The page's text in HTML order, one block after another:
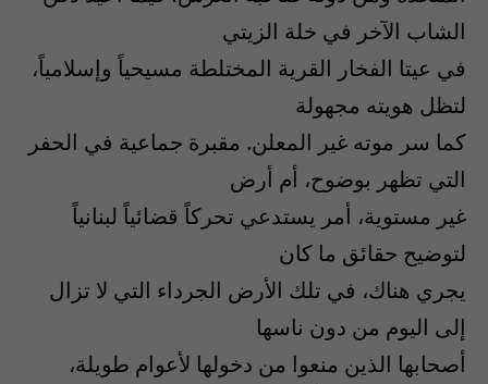
الشاب الآخر في خلة الزيتي
في عيتا الفخار القرية المختلطة مسيحياً وإسلامياً،
لتظل هويته مجهولة
كما سر موته غير المعلن. مقبرة جماعية في الحفر
التي تظهر بوضوح، أم أرض
غير مستوية، أمر يستدعي تحركاً قضائياً لبنانياً
لتوضيح حقائق ما كان
يجري هناك، في تلك الأرض الجرداء التي لا تزال
إلى اليوم من دون ناسها
أصحابها الذين منعوا من دخولها لأعوام طويلة،